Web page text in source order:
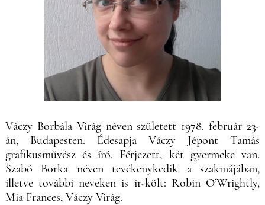
Váczy Borbála Virág néven született 1978. február 23-
án, Budapesten. Édesapja Váczy Jépont Tamás
grafikusművész és író. Férjezett, két gyermeke van.
Szabó Borka néven tevékenykedik a szakmájában,
illetve további neveken is ír-költ: Robin O’Wrightly,
Mia Frances, Váczy Virág.